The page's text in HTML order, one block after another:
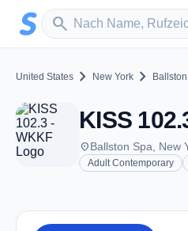
Zum Hauptinhalt springen
search
Sender suchen
United States chevron_right New York chevron_right
placeBallston Spa, New
Adult Contemporary